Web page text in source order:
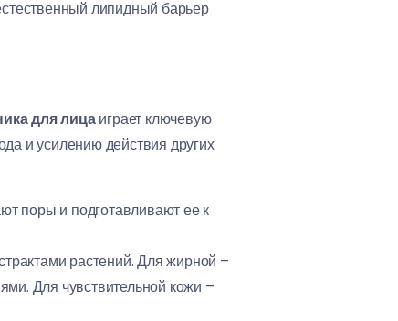
липидный барьер
для лицаиграет ключевую
и усилению действия других
поры и подготавливают ее к
растений. Для жирной –
Для чувствительной кожи –